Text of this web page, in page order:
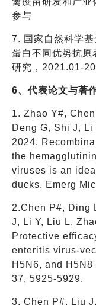
参与
7. 国家自然科学
蛋白不同优势抗原
研究，2021.01-
6、代表论文与著
1. Zhao Y#,
Deng G, Shi J, Li
2024.
the
viruses is an
ducks. Emerg
2.Chen P#, Ding
J, Li Y, Liu L,
Protective
enteritis virus-
H5N6, and
37, 5925-5929.
3. Chen P#, Liu